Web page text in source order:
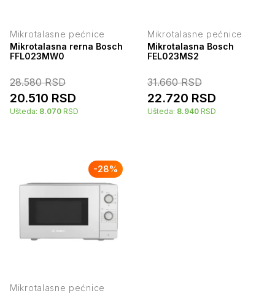
Mikrotalasne pećnice
Mikrotalasna rerna Bosch
FFL023MW0
28.580RSD
20.510 RSD
Ušteda: 8.070 RSD
Mikrotalasne pećnice
Mikrotalasna Bosch
FEL023MS2
31.660RSD
22.720 RSD
Ušteda: 8.940 RSD
-28%
Mikrotalasne pećnice